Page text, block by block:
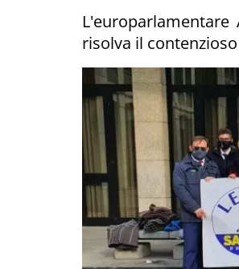
risolva il contenzioso